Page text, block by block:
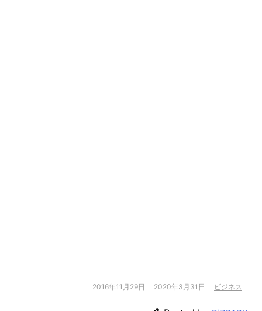
2016年11月29日 2020年3月31日 ビジネス